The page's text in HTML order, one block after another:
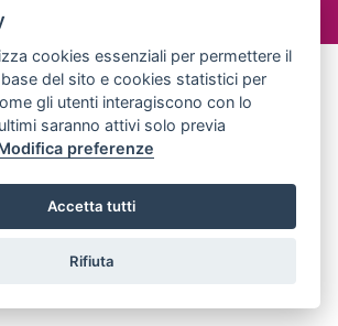
-
cookies essenziali per permettere il
del sito e cookies statistici per
gli utenti interagiscono con lo
saranno attivi solo previa
preferenze
Accetta tutti
Rifiuta